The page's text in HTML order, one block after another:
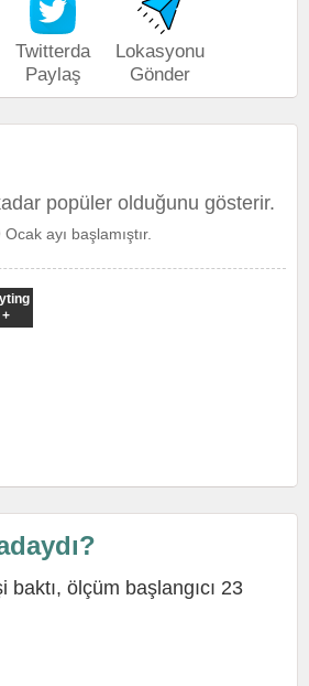
Twitterda
Paylaş
Lokasyonu
Gönder
popüler olduğunu gösterir.
ayı başlamıştır.
+
ölçüm başlangıcı 23